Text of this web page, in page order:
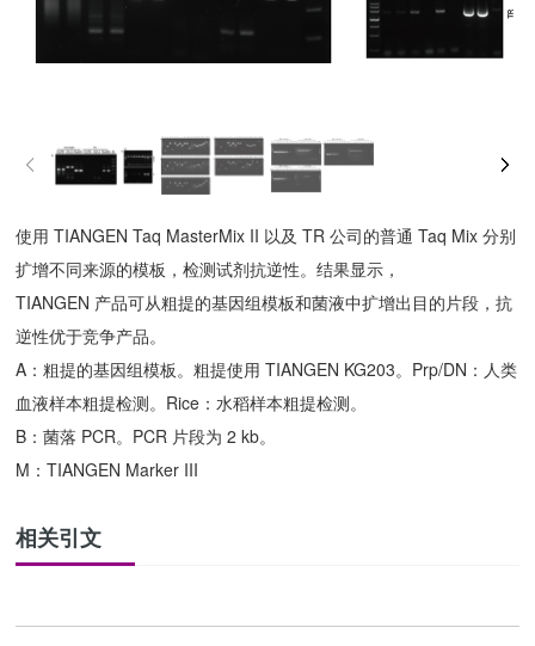
使用 TIANGEN Taq MasterMix II 以及 TR 公司的普通 Taq Mix 分别
扩增不同来源的模板，检测试剂抗逆性。结果显示，
TIANGEN 产品可从粗提的基因组模板和菌液中扩增出目的片段，抗
逆性优于竞争产品。
A：粗提的基因组模板。粗提使用 TIANGEN KG203。Prp/DN：人类
血液样本粗提检测。Rice：水稻样本粗提检测。
B：菌落 PCR。PCR 片段为 2 kb。
M：TIANGEN Marker III
相关引文